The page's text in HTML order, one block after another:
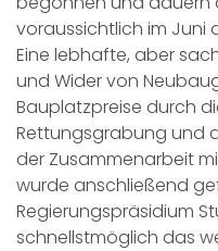
voraussichtlich im Juni
Eine lebhafte, aber
und Wider von
Bauplatzpreise durch
Rettungsgrabung und
der Zusammenarbeit
wurde anschließend
Regierungspräsidium
schnellstmöglich das